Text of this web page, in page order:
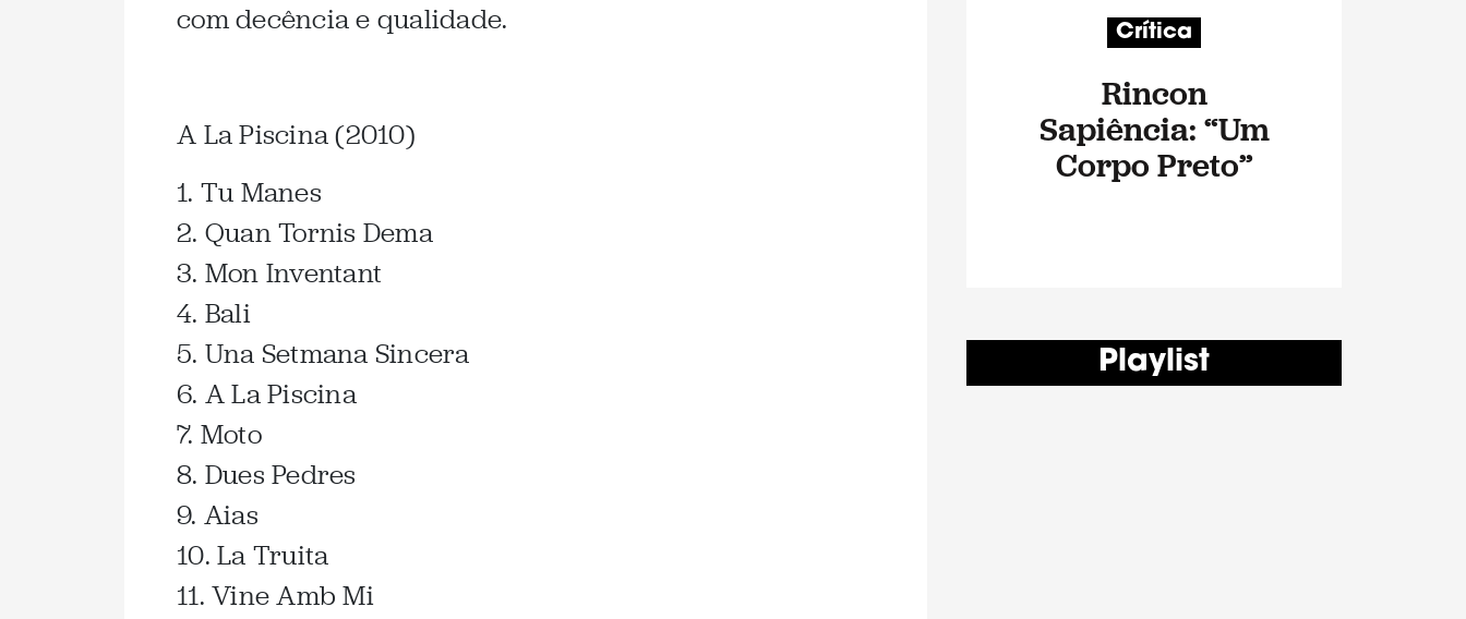
com decência e qualidade.
A La Piscina (2010)
1. Tu Manes
2. Quan Tornis Dema
3. Mon Inventant
4. Bali
5. Una Setmana Sincera
6. A La Piscina
7. Moto
8. Dues Pedres
9. Aias
10. La Truita
11. Vine Amb Mi
Crítica
Rincon
Sapiência: “Um
Corpo Preto”
Playlist